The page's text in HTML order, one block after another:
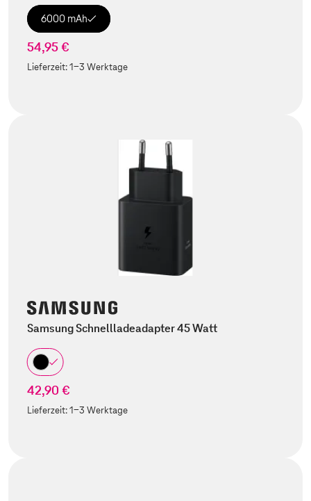
6000 mAh
54,95 €
Lieferzeit:1-3 Werktage
Samsung Schnellladeadapter 45 Watt
42,90 €
Lieferzeit:1-3 Werktage